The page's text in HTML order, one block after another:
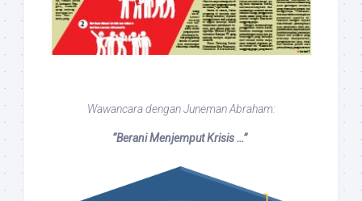
Wawancara dengan Juneman Abraham:
“Berani Menjemput Krisis …”